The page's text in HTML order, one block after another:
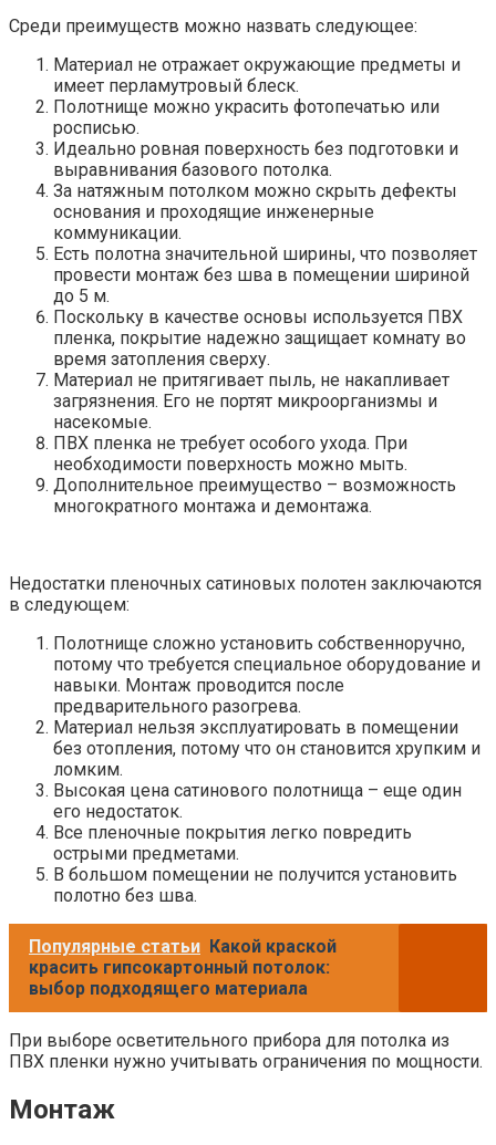
Среди преимуществ можно назвать следующее:
Материал не отражает окружающие предметы и
имеет перламутровый блеск.
Полотнище можно украсить фотопечатью или
росписью.
Идеально ровная поверхность без подготовки и
выравнивания базового потолка.
За натяжным потолком можно скрыть дефекты
основания и проходящие инженерные
коммуникации.
Есть полотна значительной ширины, что позволяет
провести монтаж без шва в помещении шириной
до 5 м.
Поскольку в качестве основы используется ПВХ
пленка, покрытие надежно защищает комнату во
время затопления сверху.
Материал не притягивает пыль, не накапливает
загрязнения. Его не портят микроорганизмы и
насекомые.
ПВХ пленка не требует особого ухода. При
необходимости поверхность можно мыть.
Дополнительное преимущество – возможность
многократного монтажа и демонтажа.
Недостатки пленочных сатиновых полотен заключаются
в следующем:
Полотнище сложно установить собственноручно,
потому что требуется специальное оборудование и
навыки. Монтаж проводится после
предварительного разогрева.
Материал нельзя эксплуатировать в помещении
без отопления, потому что он становится хрупким и
ломким.
Высокая цена сатинового полотнища – еще один
его недостаток.
Все пленочные покрытия легко повредить
острыми предметами.
В большом помещении не получится установить
полотно без шва.
Популярные статьи Какой краской
красить гипсокартонный потолок:
выбор подходящего материала
При выборе осветительного прибора для потолка из
ПВХ пленки нужно учитывать ограничения по мощности.
Монтаж